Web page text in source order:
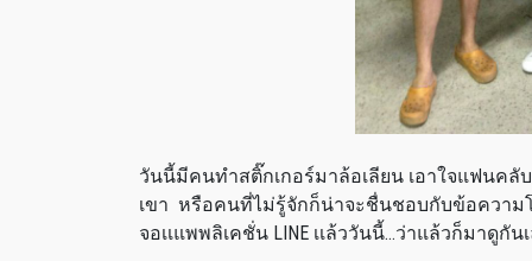
วันนี้มีคนทำสติ๊กเกอร์มาล้อเลียน เอาใจแฟนค
เขา หรือคนที่ไม่รู้จักก็น่าจะชื่นชอบกับข้อควา
จอเเแพพลิเคชั่น LINE เเล้ววันนี้…ว่าแล้วก็มาดูกัน